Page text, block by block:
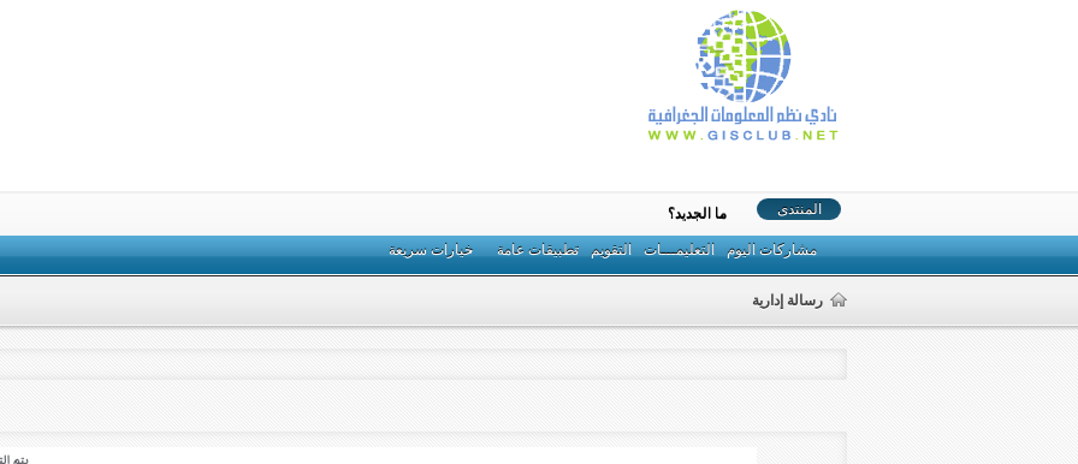
المنتدى
مشاركات اليوم التعليمـــات التقويم تطبيقات عامة خيارات سريعة
ما الجديد؟
رسالة إدارية